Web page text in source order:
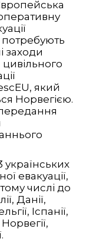
потребують
заходи
який
Норвегією.
українських
евакуації,
числі до
Данії,
Іспанії,